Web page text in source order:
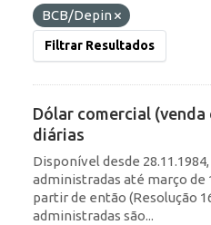
BCB/Depin
Filtrar Resultados
Dólar comercial
diárias
Disponível desde
administradas até março de
partir de então (Resolução
administradas são...